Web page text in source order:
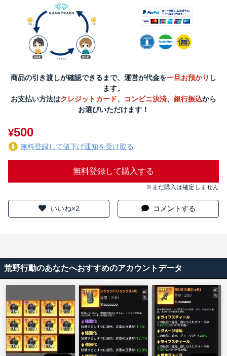
商品の引き渡しが確認できるまで、運営が代金を一旦お預かり し
ます。
お支払い方法はクレジットカード、 コンビニ決済、 銀行振込から
お選びいただけます！
¥500
無料登録して値下げ通知を受け取る
無料登録して購入する
※まだ購入は確定しません
いいね×2 コメントする
荒野行動のあなたへおすすめのアカウントデータ